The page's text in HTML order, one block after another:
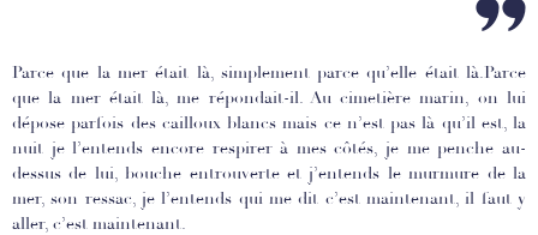
Parce que la mer était là, simplement parce qu’elle était là.Parce
que la mer était là, me répondait-il. Au cimetière marin, on lui
dépose parfois des cailloux blancs mais ce n’est pas là qu’il est, la
nuit je l’entends encore respirer à mes côtés, je me penche au-
dessus de lui, bouche entrouverte et j’entends le murmure de la
mer, son ressac, je l’entends qui me dit c’est maintenant, il faut y
aller, c’est maintenant.